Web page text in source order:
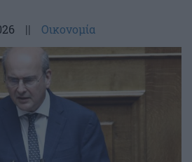
|| Οικονομία